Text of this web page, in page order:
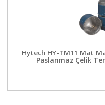
Hytech HY-TM11 Mat
Paslanmaz Çelik